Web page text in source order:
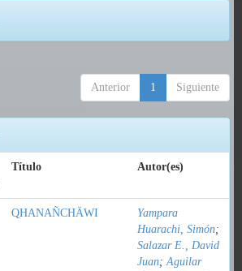
Anterior 1 Siguiente
Título Autor(es)
QHANAÑCHÄWI
Yampara
Huarachi, Simón;
Salazar E., David
Juan;Aguilar